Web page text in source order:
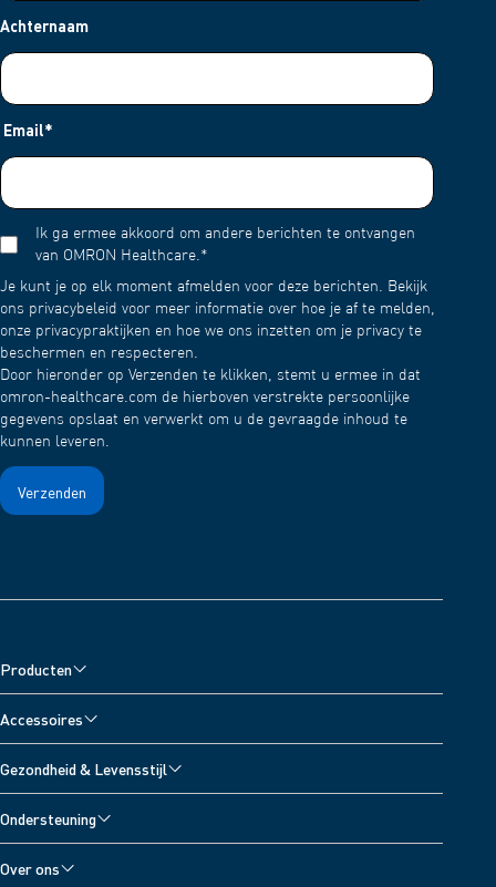
Achternaam
Email*
Ik ga ermee akkoord om andere berichten te ontvangen
van OMRON Healthcare.*
Je kunt je op elk moment afmelden voor deze berichten. Bekijk
ons privacybeleid voor meer informatie over hoe je af te melden,
onze privacypraktijken en hoe we ons inzetten om je privacy te
beschermen en respecteren.
Door hieronder op Verzenden te klikken, stemt u ermee in dat
omron-healthcare.com de hierboven verstrekte persoonlijke
gegevens opslaat en verwerkt om u de gevraagde inhoud te
kunnen leveren.
Producten
Vernevelaars
Pijnverlichters
Digitale weegschalen
Thermometers
Accessoires
Accessoires voor vernevelaars
Accessoires voor pijnverlichters
Accessoires voor thermometers
Gezondheid & Levensstijl
Bloeddrukdagboek
Ondersteuning
Over ons